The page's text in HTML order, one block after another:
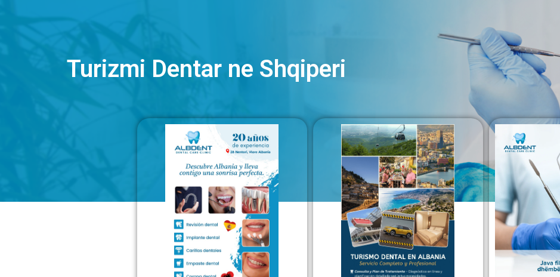
Turizmi Dentar ne Shqiperi